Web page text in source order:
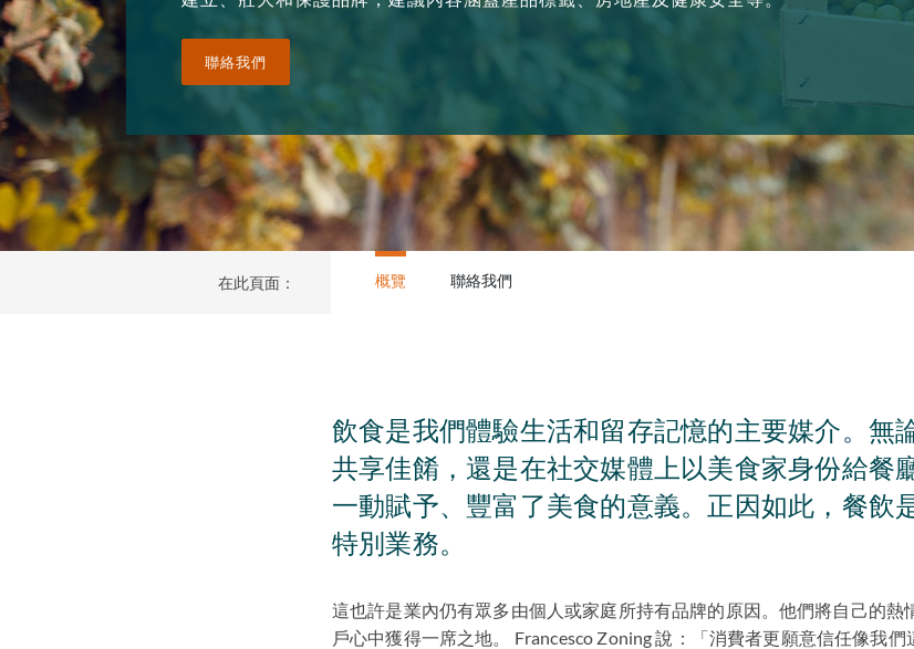
聯絡我們
在此頁面： 概覽 聯絡我們
飲食是我們體驗生活和留存記憶的主要媒介。無
共享佳餚，還是在社交媒體上以美食家身份給餐
一動賦予、豐富了美食的意義。正因如此，餐飲
特別業務。
這也許是業內仍有眾多由個人或家庭所持有品牌的原因。他們將自己的熱
戶心中獲得一席之地。 Francesco Zoning 說：「消費者更願意信任像我